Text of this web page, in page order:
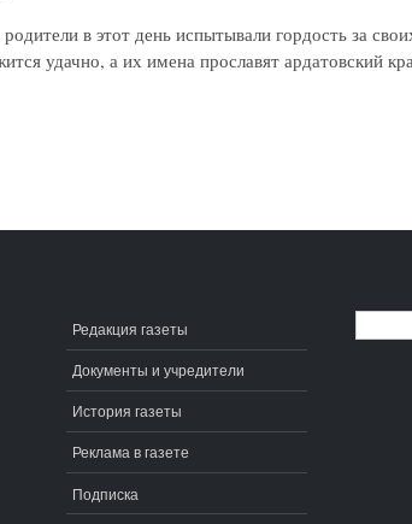
в этот день испытывали гордость за
удачно, а их имена прославят ардатовский
Редакция газеты
Документы и учредители
История газеты
Реклама в газете
Подписка